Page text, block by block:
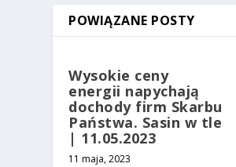
POWIĄZANE POSTY
Wysokie ceny
energii napychają
dochody firm Skarbu
Państwa. Sasin w tle
| 11.05.2023
11 maja, 2023